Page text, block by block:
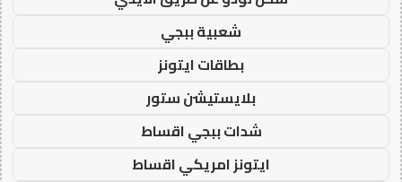
شعبية ببجي
بطاقات ايتونز
بلايستيشن ستور
شدات ببجي اقساط
ايتونز امريكي اقساط